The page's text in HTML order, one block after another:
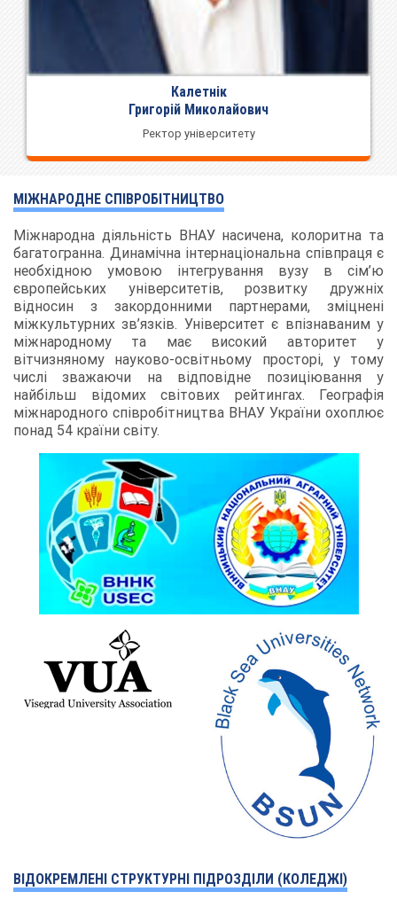
Калетнік
Григорій Миколайович
Ректор університету
МІЖНАРОДНЕ СПІВРОБІТНИЦТВО
Міжнародна діяльність ВНАУ насичена, колоритна та
багатогранна. Динамічна інтернаціональна співпраця є
необхідною умовою інтегрування вузу в сім’ю
європейських університетів, розвитку дружніх
відносин з закордонними партнерами, зміцнені
міжкультурних зв’язків. Університет є впізнаваним у
міжнародному та має високий авторитет у
вітчизняному науково-освітньому просторі, у тому
числі зважаючи на відповідне позиціювання у
найбільш відомих світових рейтингах. Географія
міжнародного співробітництва ВНАУ України охоплює
понад 54 країни світу.
ВІДОКРЕМЛЕНІ СТРУКТУРНІ ПІДРОЗДІЛИ (КОЛЕДЖІ)